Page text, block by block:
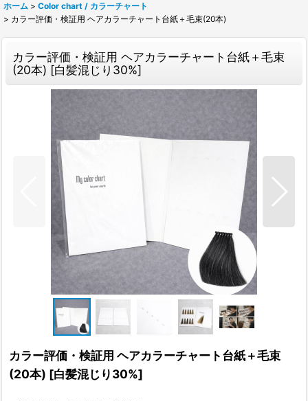
ホーム > Color chart / カラーチャート
> カラー評価・検証用 ヘアカラーチャート台紙＋毛束(20本)
カラー評価・検証用 ヘアカラーチャート台紙＋毛束
(20本) [白髪混じり30%]
カラー評価・検証用 ヘアカラーチャート台紙＋毛束
(20本) [白髪混じり30%]